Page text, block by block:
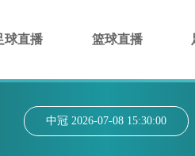
球直播 篮球直播
中冠 2026-07-08 15:30:00